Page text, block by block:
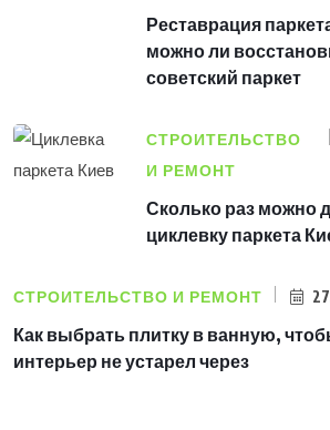
Реставрация
можно ли
советский паркет
СТРОИТЕЛЬСТВО
И РЕМОНТ
Сколько раз можно
циклевку паркета
СТРОИТЕЛЬСТВО И РЕМОНТ
Как выбрать плитку в ванную,
интерьер не устарел через